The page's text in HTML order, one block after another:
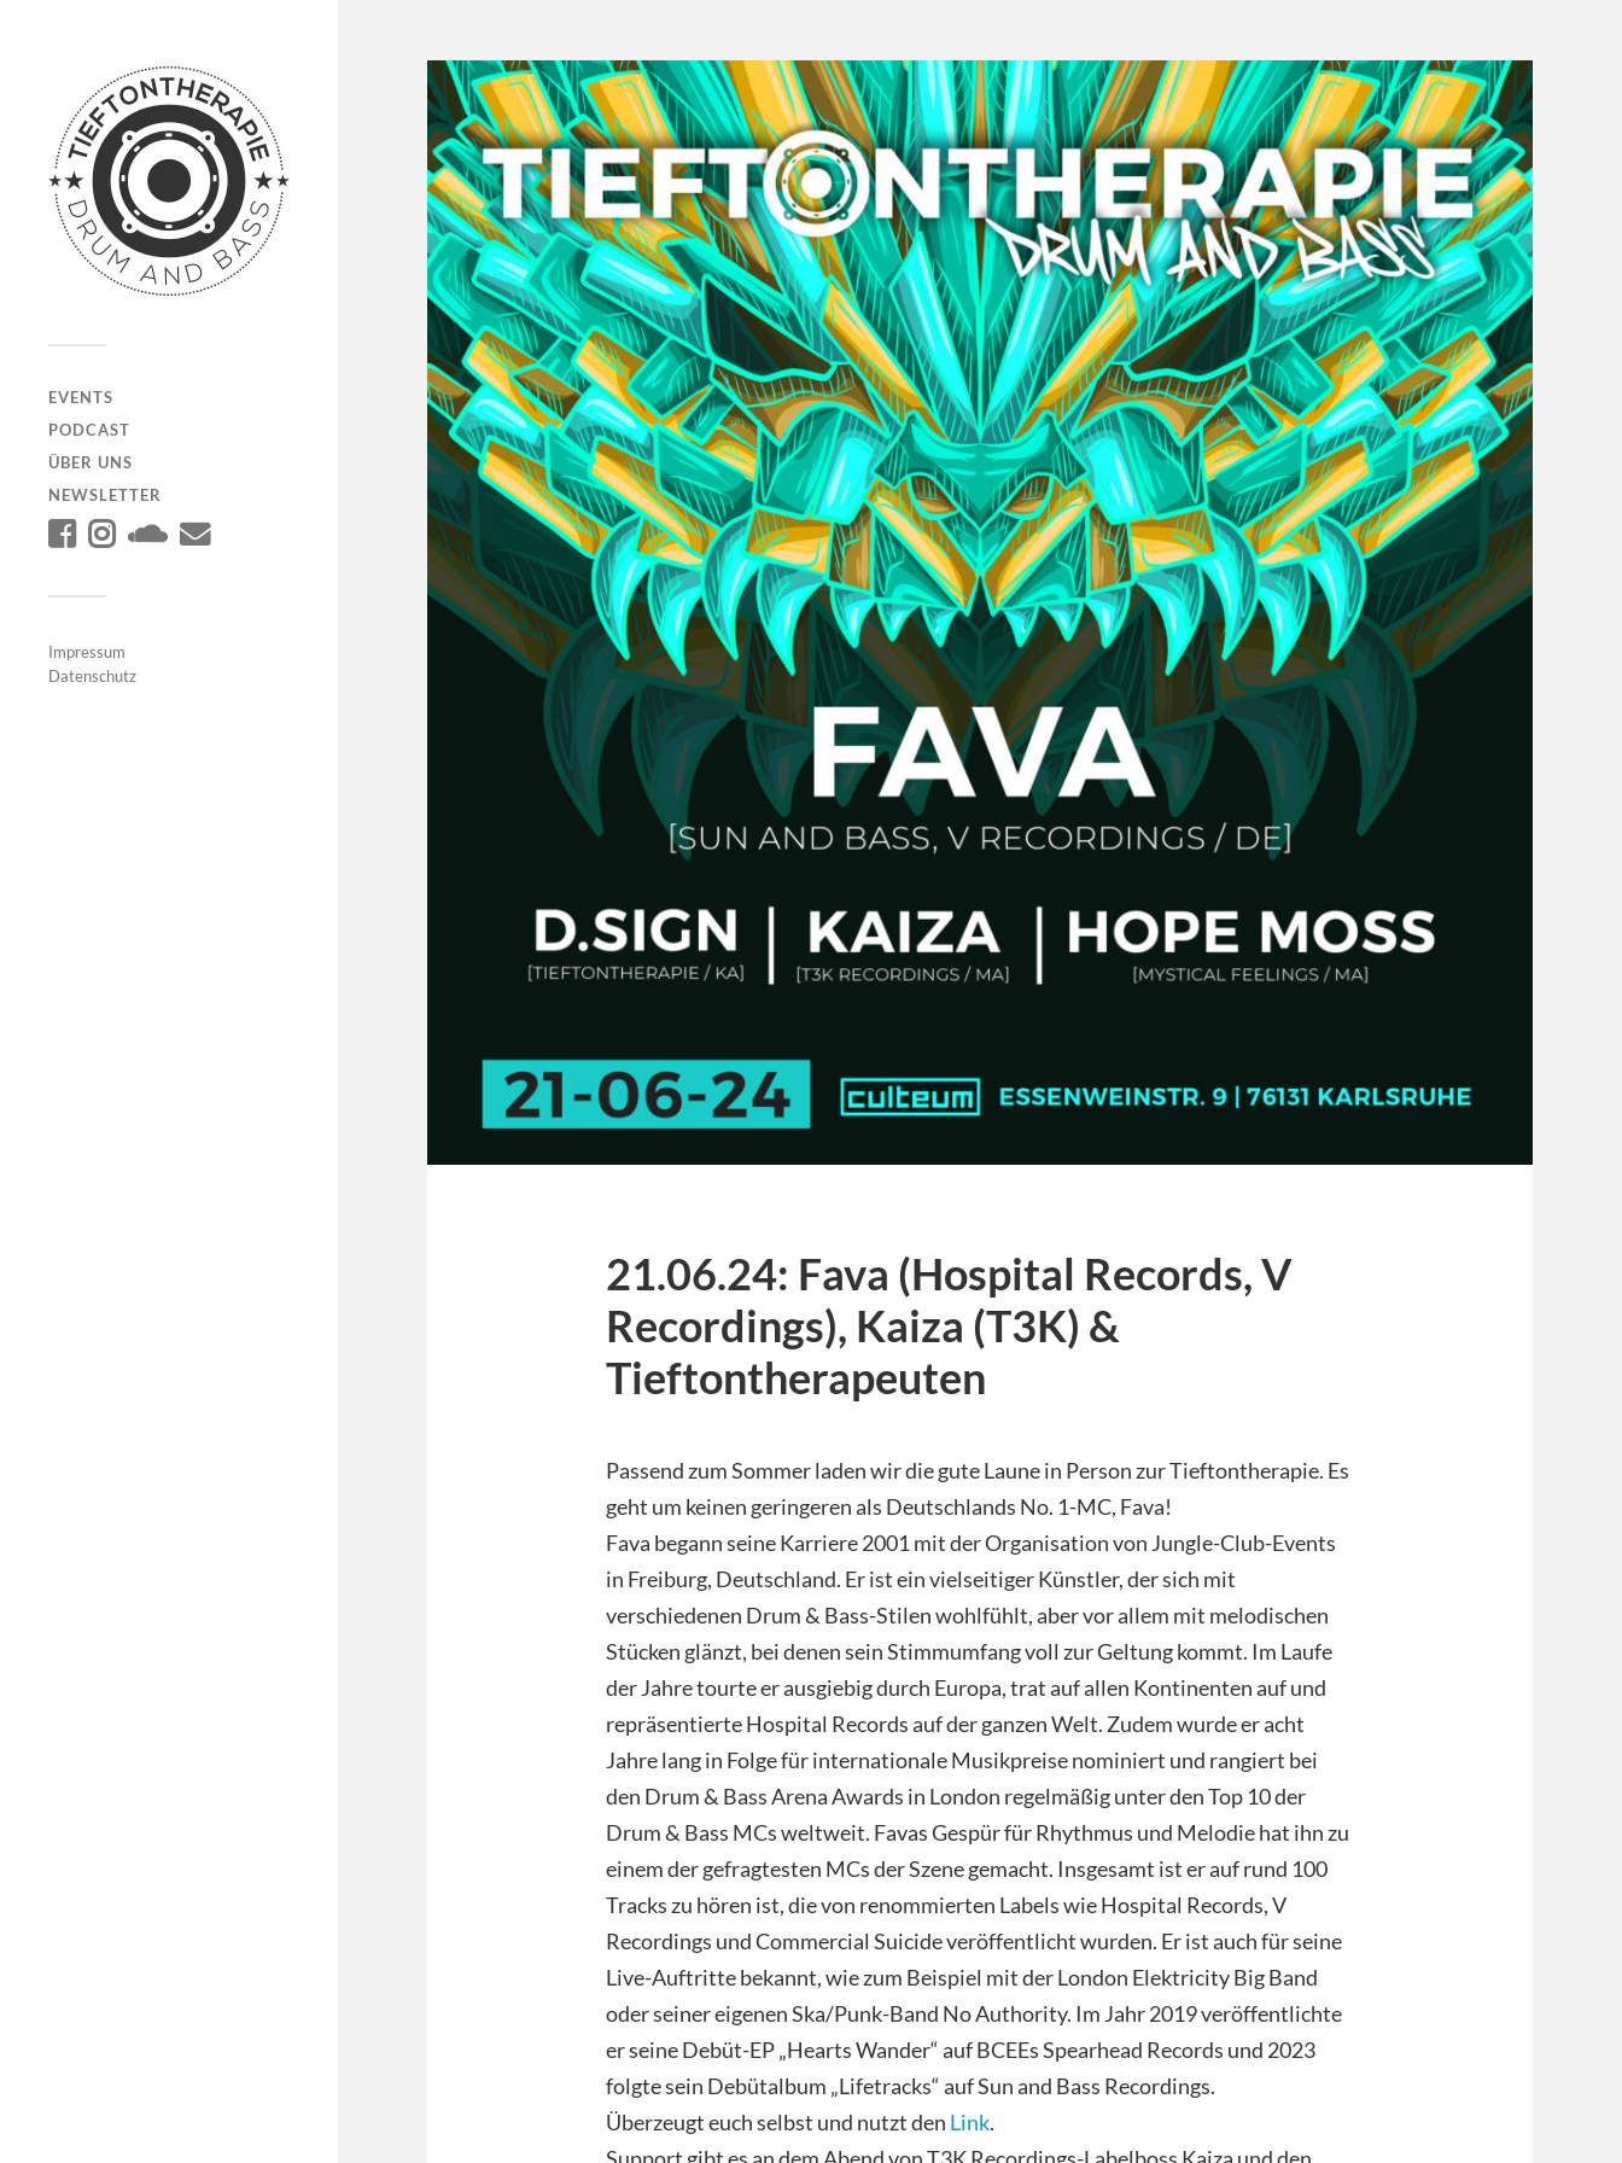
EVENTS
PODCAST
ÜBER UNS
NEWSLETTER
Impressum
Datenschutz
21.06.24: Fava (Hospital Records, V
Recordings), Kaiza (T3K) &
Tieftontherapeuten
Passend zum Sommer laden wir die gute Laune in Person zur Tieftontherapie. Es
geht um keinen geringeren als Deutschlands No. 1-MC, Fava!
Fava begann seine Karriere 2001 mit der Organisation von Jungle-Club-Events
in Freiburg, Deutschland. Er ist ein vielseitiger Künstler, der sich mit
verschiedenen Drum & Bass-Stilen wohlfühlt, aber vor allem mit melodischen
Stücken glänzt, bei denen sein Stimmumfang voll zur Geltung kommt. Im Laufe
der Jahre tourte er ausgiebig durch Europa, trat auf allen Kontinenten auf und
repräsentierte Hospital Records auf der ganzen Welt. Zudem wurde er acht
Jahre lang in Folge für internationale Musikpreise nominiert und rangiert bei
den Drum & Bass Arena Awards in London regelmäßig unter den Top 10 der
Drum & Bass MCs weltweit. Favas Gespür für Rhythmus und Melodie hat ihn zu
einem der gefragtesten MCs der Szene gemacht. Insgesamt ist er auf rund 100
Tracks zu hören ist, die von renommierten Labels wie Hospital Records, V
Recordings und Commercial Suicide veröffentlicht wurden. Er ist auch für seine
Live-Auftritte bekannt, wie zum Beispiel mit der London Elektricity Big Band
oder seiner eigenen Ska/Punk-Band No Authority. Im Jahr 2019 veröffentlichte
er seine Debüt-EP „Hearts Wander“ auf BCEEs Spearhead Records und 2023
folgte sein Debütalbum „Lifetracks“ auf Sun and Bass Recordings.
Überzeugt euch selbst und nutzt den Link.